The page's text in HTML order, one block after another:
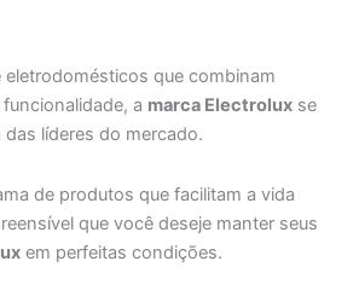
eletrodomésticos que combinam
a marca Electrolux se
líderes do mercado.
de produtos que facilitam a vida
que você deseje manter seus
em perfeitas condições.